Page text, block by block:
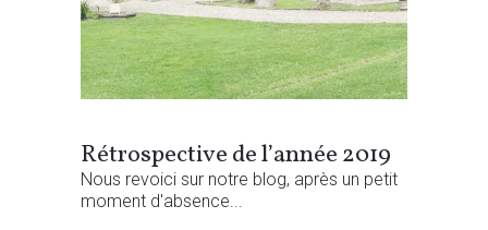
Rétrospective de l’année 2019
Nous revoici sur notre blog, après un petit
moment d'absence...